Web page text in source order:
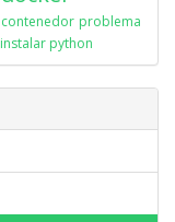
contenedor problema
instalar python